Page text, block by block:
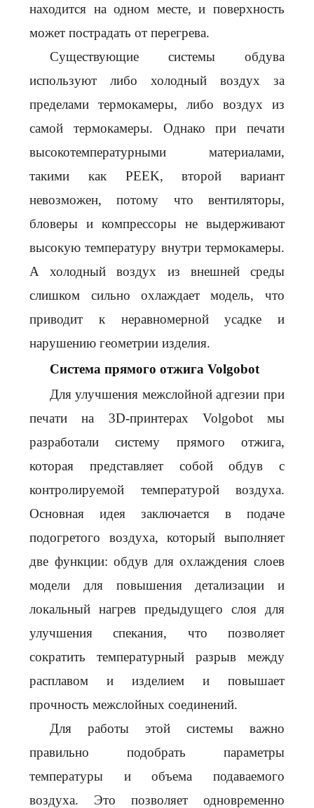
находится на одном месте, и поверхность
может пострадать от перегрева.
Существующие системы обдува
используют либо холодный воздух за
пределами термокамеры, либо воздух из
самой термокамеры. Однако при печати
высокотемпературными материалами,
такими как PEEK, второй вариант
невозможен, потому что вентиляторы,
бловеры и компрессоры не выдерживают
высокую температуру внутри термокамеры.
А холодный воздух из внешней среды
слишком сильно охлаждает модель, что
приводит к неравномерной усадке и
нарушению геометрии изделия.
Система прямого отжига Volgobot
Для улучшения межслойной адгезии при
печати на 3D-принтерах Volgobot мы
разработали систему прямого отжига,
которая представляет собой обдув с
контролируемой температурой воздуха.
Основная идея заключается в подаче
подогретого воздуха, который выполняет
две функции: обдув для охлаждения слоев
модели для повышения детализации и
локальный нагрев предыдущего слоя для
улучшения спекания, что позволяет
сократить температурный разрыв между
расплавом и изделием и повышает
прочность межслойных соединений.
Для работы этой системы важно
правильно подобрать параметры
температуры и объема подаваемого
воздуха. Это позволяет одновременно